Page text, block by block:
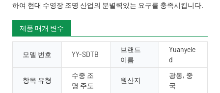
하여 현대 수영장 조명 산업의 분별력있는 요구를 충족시킵니다.
제품 매개 변수
모델 번호 YY-SDTB
브랜드
이름
Yuanyele
d
항목 유형
수중 조
명 주도
원산지
광동, 중
국